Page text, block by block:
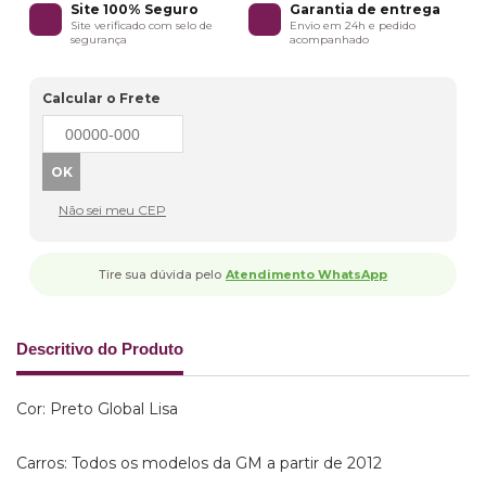
Site 100% Seguro
Site verificado com selo de
segurança
Garantia de entrega
Envio em 24h e pedido
acompanhado
Calcular o Frete
Não sei meu CEP
Tire sua dúvida pelo Atendimento WhatsApp
Descritivo do Produto
Cor: Preto Global Lisa
Carros: Todos os modelos da GM a partir de 2012